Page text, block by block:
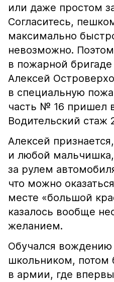
или даже простом
Согласитесь,
максимально
невозможно.
в пожарной бригаде
Алексей
в специальную
часть № 16 пришел
Водительский стаж
Алексей
и любой
за рулем
что можно
месте «большой
казалось вообще
желанием.
Обучался
школьником, потом
в армии, где